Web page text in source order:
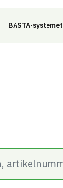
BASTA-systemet